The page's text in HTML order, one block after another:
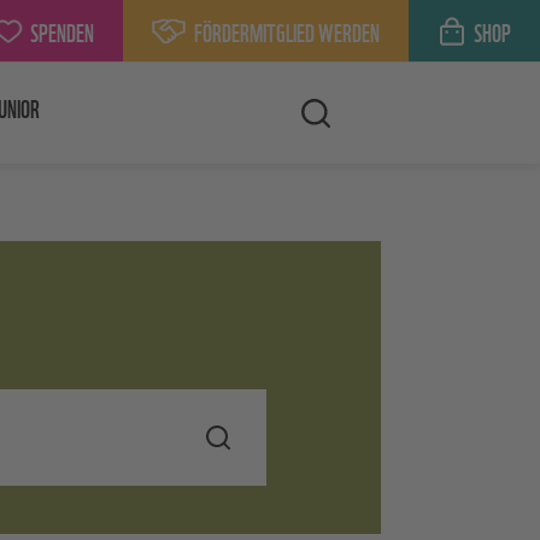
SPENDEN FÖRDERMITGLIED WERDEN SHOP